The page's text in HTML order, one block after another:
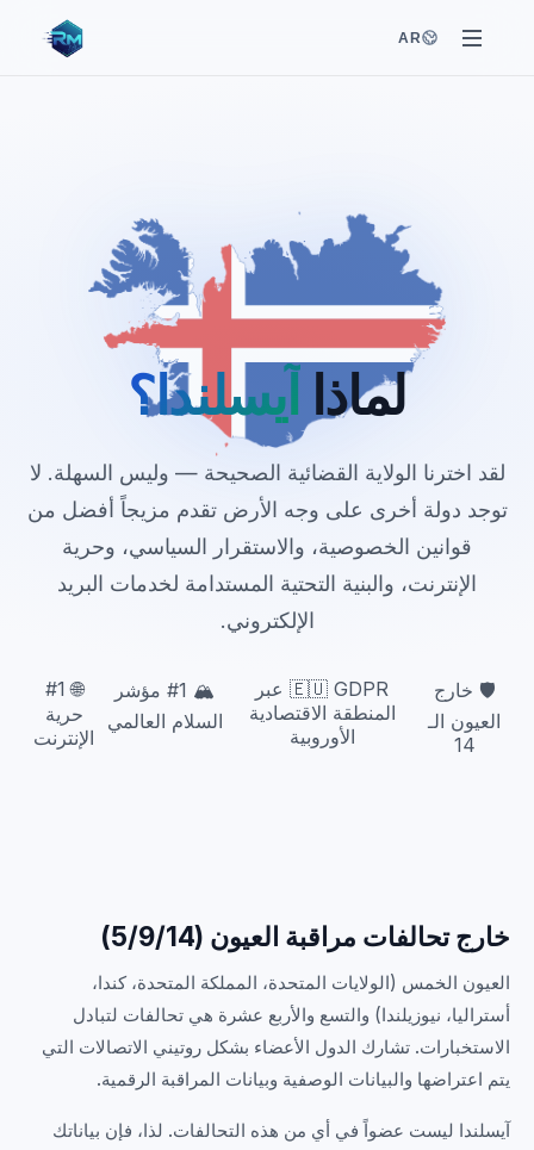
AR
لماذا آيسلندا؟
لقد اخترنا الولاية القضائية الصحيحة — وليس السهلة. لا
توجد دولة أخرى على وجه الأرض تقدم مزيجاً أفضل من
قوانين الخصوصية، والاستقرار السياسي، وحرية
الإنترنت، والبنية التحتية المستدامة لخدمات البريد
الإلكتروني.
🛡️ خارج
العيون الـ
14
🇪🇺 GDPR عبر
المنطقة الاقتصادية
الأوروبية
🏔️ #1 مؤشر
السلام العالمي
🌐 #1
حرية
الإنترنت
خارج تحالفات مراقبة العيون (5/9/14)
العيون الخمس (الولايات المتحدة، المملكة المتحدة، كندا،
أستراليا، نيوزيلندا) والتسع والأربع عشرة هي تحالفات لتبادل
الاستخبارات. تشارك الدول الأعضاء بشكل روتيني الاتصالات التي
يتم اعتراضها والبيانات الوصفية وبيانات المراقبة الرقمية.
آيسلندا ليست عضواً في أي من هذه التحالفات. لذا، فإن بياناتك